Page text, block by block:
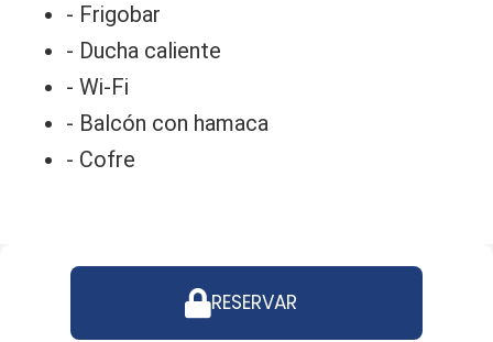
- Frigobar
- Ducha caliente
- Wi-Fi
- Balcón con hamaca
- Cofre
RESERVAR